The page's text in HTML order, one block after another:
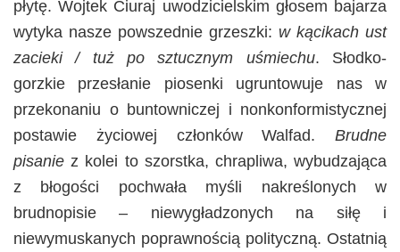
płytę. Wojtek Ciuraj uwodzicielskim głosem bajarza
wytyka nasze powszednie grzeszki: w kącikach ust
zacieki / tuż po sztucznym uśmiechu. Słodko-
gorzkie przesłanie piosenki ugruntowuje nas w
przekonaniu o buntowniczej i nonkonformistycznej
postawie życiowej członków Walfad. Brudne
pisanie z kolei to szorstka, chrapliwa, wybudzająca
z błogości pochwała myśli nakreślonych w
brudnopisie – niewygładzonych na siłę i
niewymuskanych poprawnością polityczną. Ostatnią